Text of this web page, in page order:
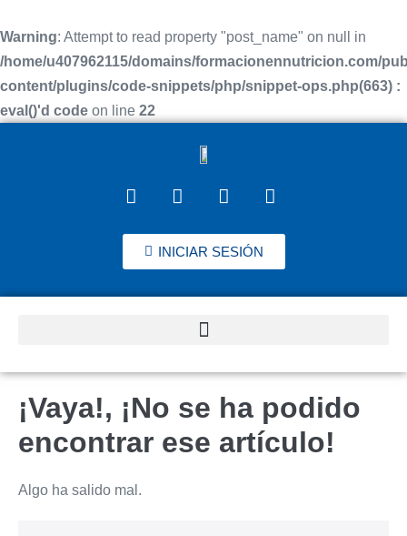
Warning: Attempt to read property "post_name" on null in
/home/u407962115/domains/formacionennutricion.com/
content/plugins/code-snippets/php/snippet-ops.php(663) :
eval()'d code on line 22
INICIAR SESIÓN
¡Vaya!, ¡No se ha podido
encontrar ese artículo!
Algo ha salido mal.